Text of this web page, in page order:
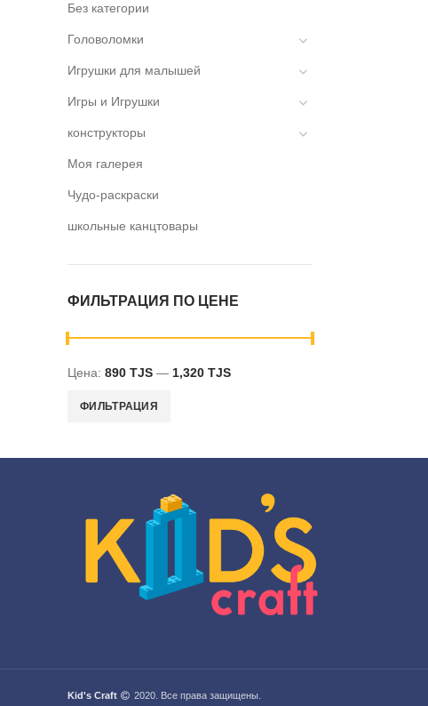
Без категории
Головоломки
Игрушки для малышей
Игры и Игрушки
конструкторы
Моя галерея
Чудо-раскраски
школьные канцтовары
ФИЛЬТРАЦИЯ ПО ЦЕНЕ
Минимальная
Максимальная
ФИЛЬТРАЦИЯ
Цена: 890 TJS — 1,320 TJS
Kid's Craft 2020. Все права защищены.